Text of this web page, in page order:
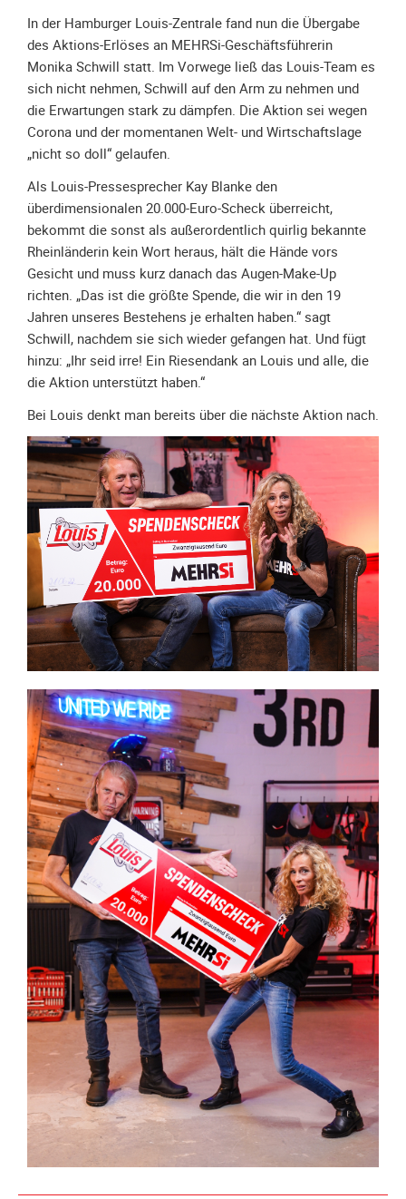
Flyer
+
Infokarte
Achte
auf
Motorradfahrer
Merchandise
Aktionen
Info/Presse
Unterfahrschutz
Unterfahrschutz
-
Erfolge
Unterfahrschutz
-
Technik
Unterfahrschutz
-
Kompatibilität
Unterfahrschutz
mit
in
Absenkung
Streckensicherung
Flex.
Kurvenleittafel
Galerien
Galerie
2026
Galerie
2025
Galerie
2024
Galerie
2023
Galerie
2022
Galerie
Galerie
2020
In der Hamburger Louis-Zentrale fand nun die Übergabe
des Aktions-Erlöses an MEHRSi-Geschäftsführerin
Monika Schwill statt. Im Vorwege ließ das Louis-Team es
sich nicht nehmen, Schwill auf den Arm zu nehmen und
die Erwartungen stark zu dämpfen. Die Aktion sei wegen
Corona und der momentanen Welt- und Wirtschaftslage
„nicht so doll“ gelaufen.
Als Louis-Pressesprecher Kay Blanke den
überdimensionalen 20.000-Euro-Scheck überreicht,
bekommt die sonst als außerordentlich quirlig bekannte
Rheinländerin kein Wort heraus, hält die Hände vors
Gesicht und muss kurz danach das Augen-Make-Up
richten. „Das ist die größte Spende, die wir in den 19
Jahren unseres Bestehens je erhalten haben.“ sagt
Schwill, nachdem sie sich wieder gefangen hat. Und fügt
hinzu: „Ihr seid irre! Ein Riesendank an Louis und alle, die
die Aktion unterstützt haben.“
Bei Louis denkt man bereits über die nächste Aktion nach.